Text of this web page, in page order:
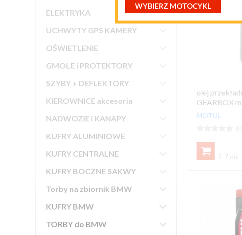
WYBIERZ MOTOCYKL

ELEKTRYKA
UCHWYTY GPS KAMERY
OŚWIETLENIE
GMOLE i PROTEKTORY
SZYBY + DEFLEKTORY
KIEROWNICE akcesoria
NADWOZIE i KANAPY
KUFRY ALUMINIOWE
KUFRY CENTRALNE
KUFRY BOCZNE SAKWY

Torby na zbiornik BMW

KUFRY BMW

TORBY do BMW
olej
GEARBOX
MOTUL

2-7 dni